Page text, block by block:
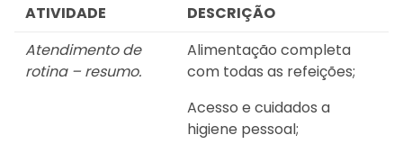
ATIVIDADE
DESCRIÇÃO
Atendimento de
rotina – resumo.
Alimentação completa
com todas as refeições;
Acesso e cuidados a
higiene pessoal;